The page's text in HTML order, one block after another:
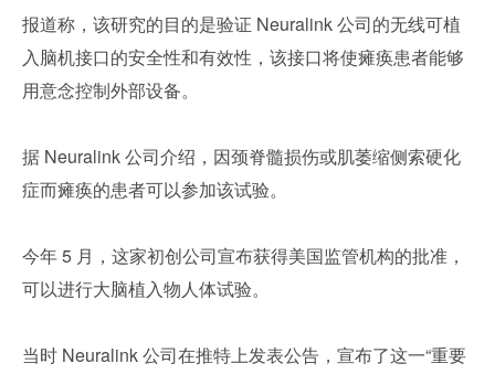
报道称，该研究的目的是验证 Neuralink 公司的无线可植
入脑机接口的安全性和有效性，该接口将使瘫痪患者能够
用意念控制外部设备。
据 Neuralink 公司介绍，因颈脊髓损伤或肌萎缩侧索硬化
症而瘫痪的患者可以参加该试验。
今年 5 月，这家初创公司宣布获得美国监管机构的批准，
可以进行大脑植入物人体试验。
当时 Neuralink 公司在推特上发表公告，宣布了这一“重要